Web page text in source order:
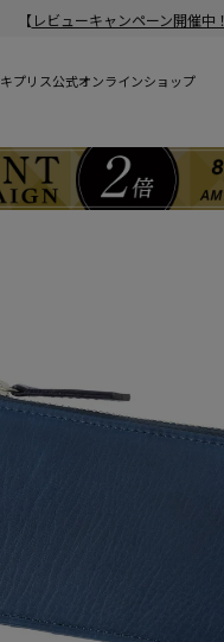
【 レビューキャンペーン開催中！
キプリス公式オンラインショップ